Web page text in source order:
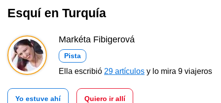
Esquí en Turquía
Markéta Fibigerová
Pista
Ella escribió 29 artículos y lo mira 9 viajeros
Yo estuve ahí Quiero ir allí